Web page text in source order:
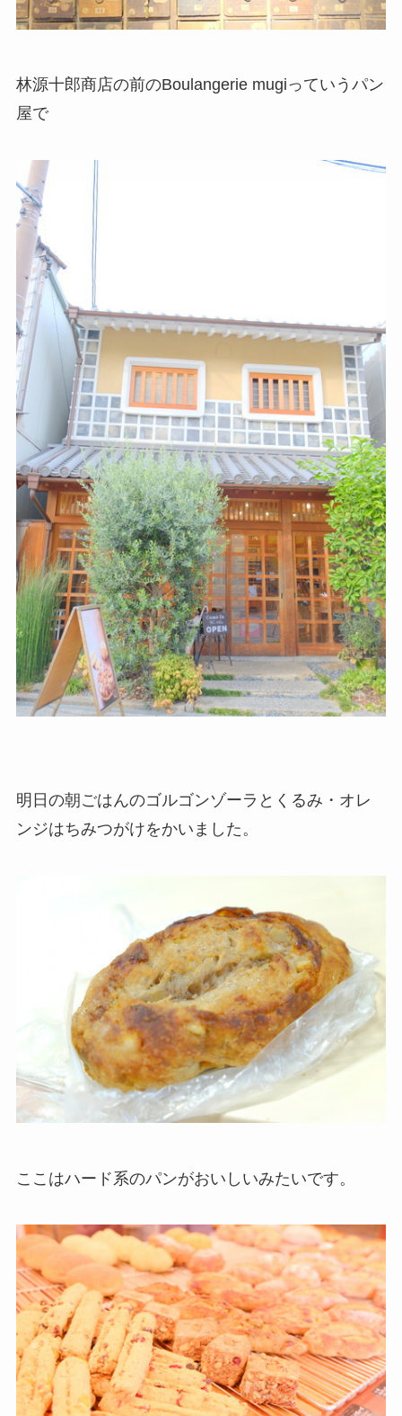
林源十郎商店の前のBoulangerie mugiっていうパン
屋で
明日の朝ごはんのゴルゴンゾーラとくるみ・オレ
ンジはちみつがけをかいました。
ここはハード系のパンがおいしいみたいです。